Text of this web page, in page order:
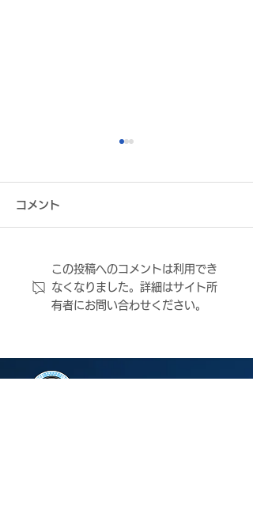
8月2日（日） 2026年度
第31回大阪サッカー選手
モ枚方 試合結果
コメント
この投稿へのコメントは利用でき
なくなりました。詳細はサイト所
有者にお問い合わせください。